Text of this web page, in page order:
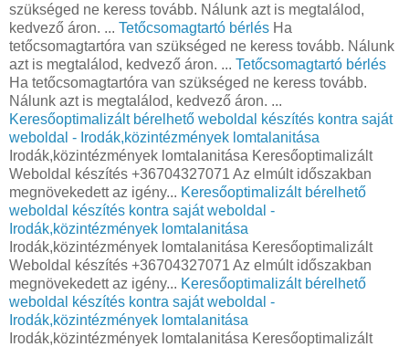
szükséged ne keress tovább. Nálunk azt is megtalálod,
kedvező áron. ... Tetőcsomagtartó bérlés Ha
tetőcsomagtartóra van szükséged ne keress tovább. Nálunk
azt is megtalálod, kedvező áron. ... Tetőcsomagtartó bérlés
Ha tetőcsomagtartóra van szükséged ne keress tovább.
Nálunk azt is megtalálod, kedvező áron. ...
Keresőoptimalizált bérelhető weboldal készítés kontra saját
weboldal - Irodák,közintézmények lomtalanitása
Irodák,közintézmények lomtalanitása Keresőoptimalizált
Weboldal készítés +36704327071 Az elmúlt időszakban
megnövekedett az igény... Keresőoptimalizált bérelhető
weboldal készítés kontra saját weboldal -
Irodák,közintézmények lomtalanitása
Irodák,közintézmények lomtalanitása Keresőoptimalizált
Weboldal készítés +36704327071 Az elmúlt időszakban
megnövekedett az igény... Keresőoptimalizált bérelhető
weboldal készítés kontra saját weboldal -
Irodák,közintézmények lomtalanitása
Irodák,közintézmények lomtalanitása Keresőoptimalizált